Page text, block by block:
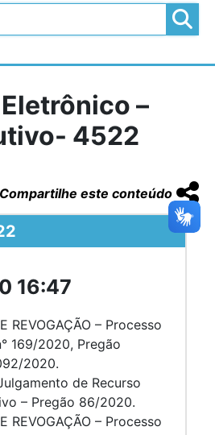
–
4522
Compartilhe este conteúdo
16:47
REVOGAÇÃO – Processo
169/2020, Pregão
2020.
de Recurso
– Pregão 86/2020.
REVOGAÇÃO – Processo